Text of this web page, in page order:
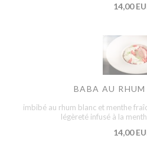
14,00
BABA AU RHUM
imbibé au rhum blanc et menthe
légèreté infusé à la
14,00